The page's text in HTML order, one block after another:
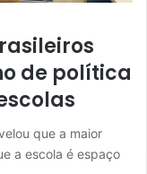
de política
que a maior
a escola é espaço